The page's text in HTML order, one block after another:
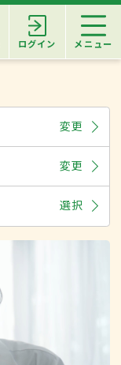
ログイン メニュー
変更
変更
選択